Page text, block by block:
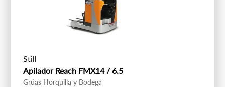
Still
Apilador Reach FMX14 / 6.5
Grúas Horquilla y Bodega